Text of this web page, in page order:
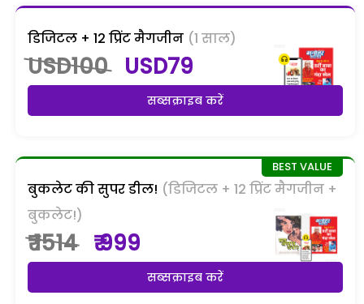
डिजिटल + 12 प्रिंट मैगजीन (1 साल)
USD100 USD79
सब्सक्राइब करें
बुकलेट की सुपर डील! (डिजिटल + 12 प्रिंट मैगजीन +
बुकलेट!)
₹ 1514 ₹ 999
सब्सक्राइब करें